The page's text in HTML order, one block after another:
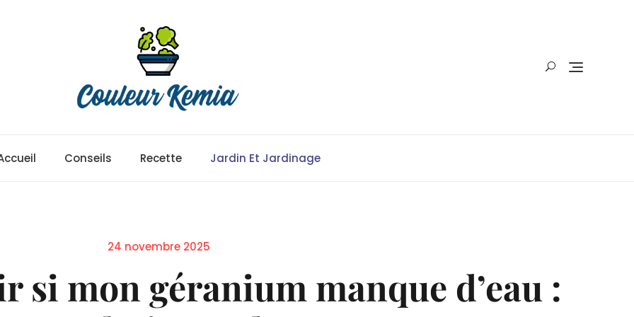
Conseils Recette Jardin Et Jardinage
Posted
24 novembre 2025
si mon géranium manque d’eau :